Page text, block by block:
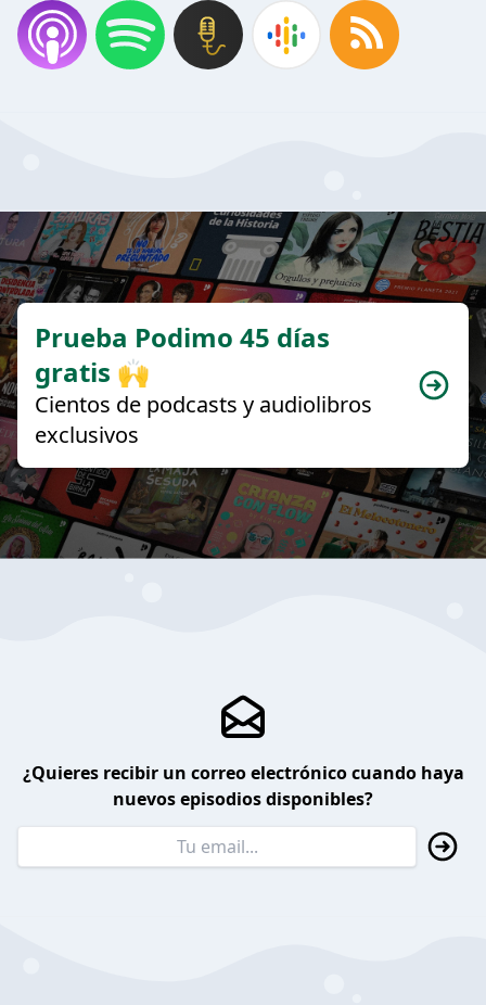
Prueba Podimo 45 días
gratis 🙌
Cientos de podcasts y audiolibros
exclusivos
¿Quieres recibir un correo electrónico cuando haya
nuevos episodios disponibles?